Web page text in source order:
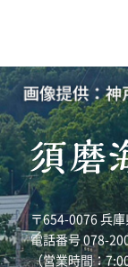
〒654-0076 兵
電話番号 078-
（営業時間：